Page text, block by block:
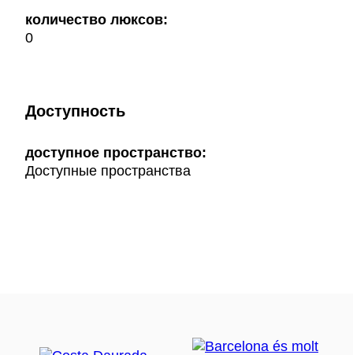
количество люксов:
0
Доступность
доступное пространство:
Доступные пространства